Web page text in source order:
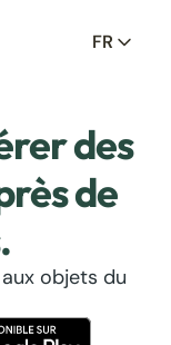
FR
des
de
objets du